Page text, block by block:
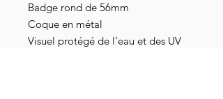
Badge rond de 56mm
Coque en métal
Visuel protégé de l’eau et des UV